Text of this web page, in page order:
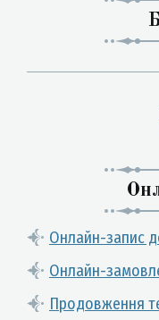
Онлайн-запис
Онлайн-
Продовження